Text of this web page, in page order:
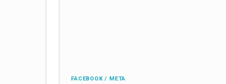
FACEBOOK / META